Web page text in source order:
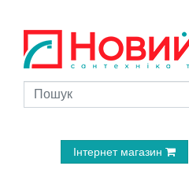
Інтернет магазин